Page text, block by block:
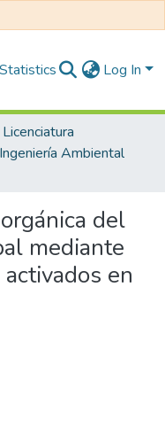
Statistics Log In
Ingeniería Ambiental
del
mediante
en